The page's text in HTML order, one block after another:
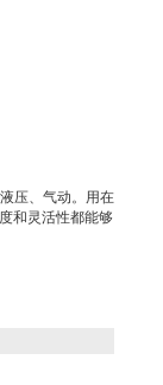
压、气动。用在
和灵活性都能够